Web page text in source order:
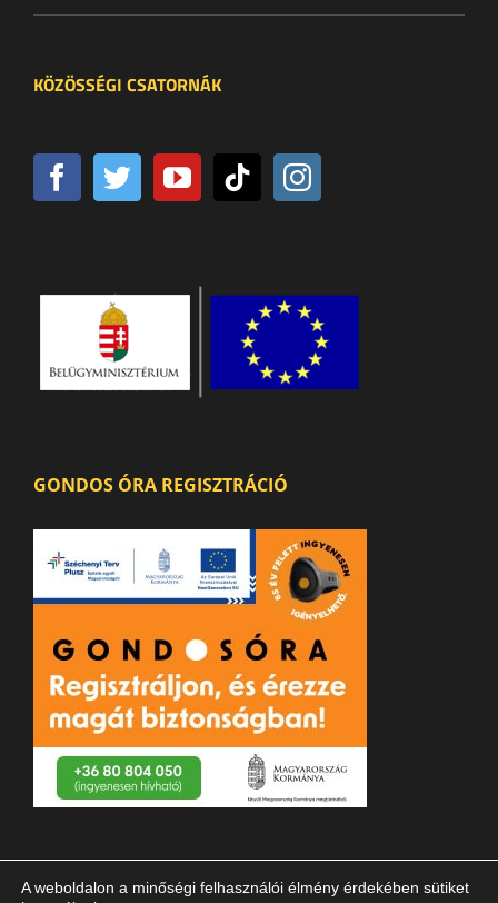
KÖZÖSSÉGI CSATORNÁK
GONDOS ÓRA REGISZTRÁCIÓ
A weboldalon a minőségi felhasználói élmény érdekében sütiket